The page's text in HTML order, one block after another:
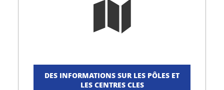
DES INFORMATIONS SUR LES PÔLES ET
LES CENTRES CLES